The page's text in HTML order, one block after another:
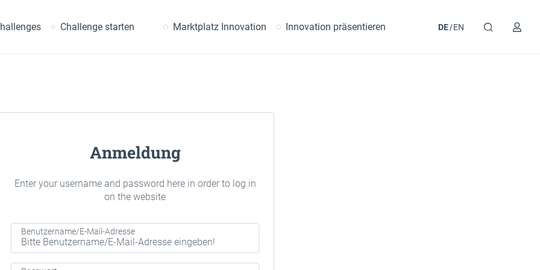
Challenge starten Marktplatz Innovation Innovation präsentieren DE EN
Anmeldung
Enter your username and password here in order to log in
on the website
Benutzername/E-Mail-Adresse